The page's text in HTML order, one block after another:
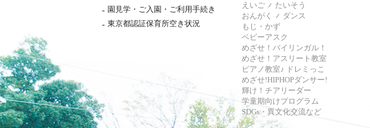
園見学・ご入園・ご利用手続き
東京都認証保育所空き状況
えいご
たいそう
おんがく
ダンス
もじ・かず
ベビーアスク
めざせ！バイリンガル！
めざせ！アスリート教室
ピアノ教室♪ ドレミっこ
めざせ!HIPHOPダンサー!
輝け！チアリーダー
学童期向けプログラム
SDGs・異文化交流など